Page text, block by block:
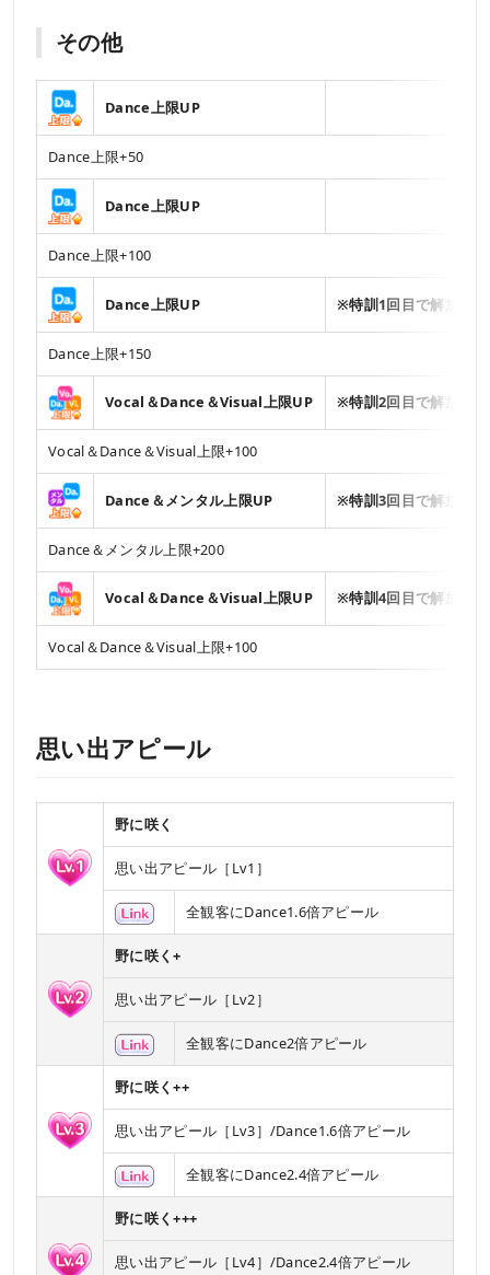
その他
Dance上限UP
Dance上限+50
Dance上限UP
Dance上限+100
Dance上限UP ※特訓1回目で解放
Dance上限+150
Vocal＆Dance＆Visual上限UP ※特訓2回目で解放
Vocal＆Dance＆Visual上限+100
Dance＆メンタル上限UP ※特訓3回目で解放
Dance＆メンタル上限+200
Vocal＆Dance＆Visual上限UP ※特訓4回目で解放
Vocal＆Dance＆Visual上限+100
思い出アピール
野に咲く
思い出アピール［Lv1］
全観客にDance1.6倍アピール
野に咲く+
思い出アピール［Lv2］
全観客にDance2倍アピール
野に咲く++
思い出アピール［Lv3］/Dance1.6倍アピール
全観客にDance2.4倍アピール
野に咲く+++
思い出アピール［Lv4］/Dance2.4倍アピール